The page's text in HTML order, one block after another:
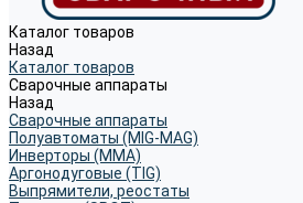
Каталог товаров
Назад
Каталог товаров
Сварочные аппараты
Назад
Сварочные аппараты
Полуавтоматы (MIG-MAG)
Инверторы (MMA)
Аргонодуговые (TIG)
Выпрямители, реостаты